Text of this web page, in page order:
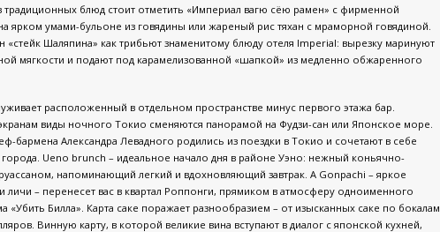
блюд стоит отметить «Империал вагю сёю рамен» с фирменной
ярком умами-бульоне из говядины или жареный рис тяхан с мраморной говядиной.
«стейк Шаляпина» как трибьют знаменитому блюду отеля Imperial: вырезку маринуют
мягкости и подают под карамелизованной «шапкой» из медленно обжаренного
расположенный в отдельном пространстве минус первого этажа бар.
виды ночного Токио сменяются панорамой на Фудзи-сан или Японское море.
бармена Александра Левадного родились из поездки в Токио и сочетают в себе
города. Ueno brunch – идеальное начало дня в районе Уэно: нежный коньячно-
напоминающий легкий и вдохновляющий завтрак. А Gonpachi – яркое
личи – перенесет вас в квартал Роппонги, прямиком в атмосферу одноименного
«Убить Билла». Карта саке поражает разнообразием – от изысканных саке по бокалам
Винную карту, в которой великие вина вступают в диалог с японской кухней,